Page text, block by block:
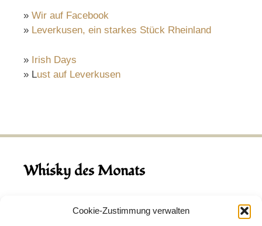
Cookie-Zustimmung verwalten
» Wir auf Facebook
» Leverkusen, ein starkes Stück Rheinland
» Irish Days
» Lust auf Leverkusen
Whisky des Monats
August 2026